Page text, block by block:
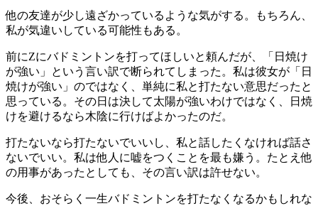
他の友達が少し遠ざかっているような気がする。もちろん、
私が気違いしている可能性もある。
前にZにバドミントンを打ってほしいと頼んだが、「日焼け
が強い」という言い訳で断られてしまった。私は彼女が「日
焼けが強い」のではなく、単純に私と打たない意思だったと
思っている。その日は決して太陽が強いわけではなく、日焼
けを避けるなら木陰に行けばよかったのだ。
打たないなら打たないでいいし、私と話したくなければ話さ
ないでいい。私は他人に嘘をつくことを最も嫌う。たとえ他
の用事があったとしても、その言い訳は許せない。
今後、おそらく一生バドミントンを打たなくなるかもしれな